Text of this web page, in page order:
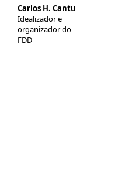
Carlos H. Cantu
Idealizador e
organizador do
FDD